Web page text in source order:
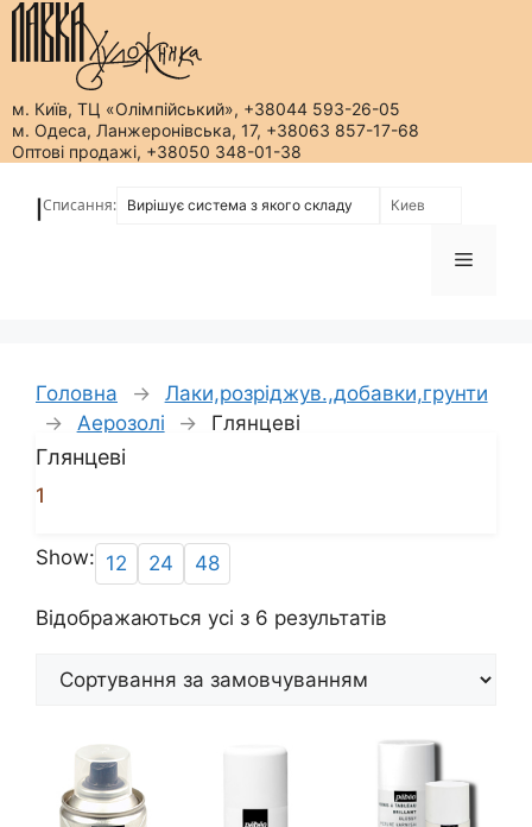
м. Київ, ТЦ «Олімпійський», +38044 593-26-05
м. Одеса, Ланжеронівська, 17, +38063 857-17-68
Оптові продажі, +38050 348-01-38
Списання:
Меню
Головна →
Лаки,розріджув.,добавки,грунти
→
Аерозолі → Глянцеві
Глянцеві
1
Show: 12 24 48
Відображаються усі з 6 результатів